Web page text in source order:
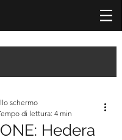
Hedera
schermo
di lettura: 4 min